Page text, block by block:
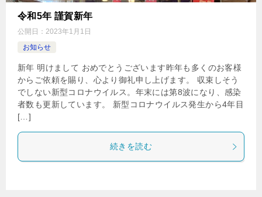
令和5年 謹賀新年
公開日： 2023年1月1日
お知らせ
新年 明けまして おめでとうございます昨年も多くのお客様
からご依頼を賜り、心より御礼申し上げます。 収束しそう
でしない新型コロナウイルス。年末には第8波になり、感染
者数も更新しています。 新型コロナウイルス発生から4年目
[…]
続きを読む